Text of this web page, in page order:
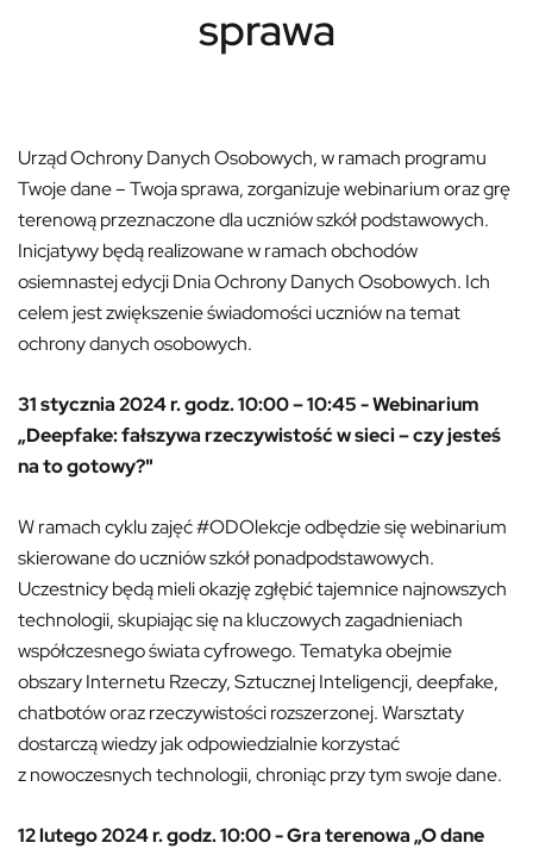
sprawa
Urząd Ochrony Danych Osobowych, w ramach programu
Twoje dane – Twoja sprawa, zorganizuje webinarium oraz grę
terenową przeznaczone dla uczniów szkół podstawowych.
Inicjatywy będą realizowane w ramach obchodów
osiemnastej edycji Dnia Ochrony Danych Osobowych. Ich
celem jest zwiększenie świadomości uczniów na temat
ochrony danych osobowych.
31 stycznia 2024 r. godz. 10:00 – 10:45 - Webinarium
„Deepfake: fałszywa rzeczywistość w sieci – czy jesteś
na to gotowy?"
W ramach cyklu zajęć #ODOlekcje odbędzie się webinarium
skierowane do uczniów szkół ponadpodstawowych.
Uczestnicy będą mieli okazję zgłębić tajemnice najnowszych
technologii, skupiając się na kluczowych zagadnieniach
współczesnego świata cyfrowego. Tematyka obejmie
obszary Internetu Rzeczy, Sztucznej Inteligencji, deepfake,
chatbotów oraz rzeczywistości rozszerzonej. Warsztaty
dostarczą wiedzy jak odpowiedzialnie korzystać
z nowoczesnych technologii, chroniąc przy tym swoje dane.
12 lutego 2024 r. godz. 10:00 - Gra terenowa „O dane